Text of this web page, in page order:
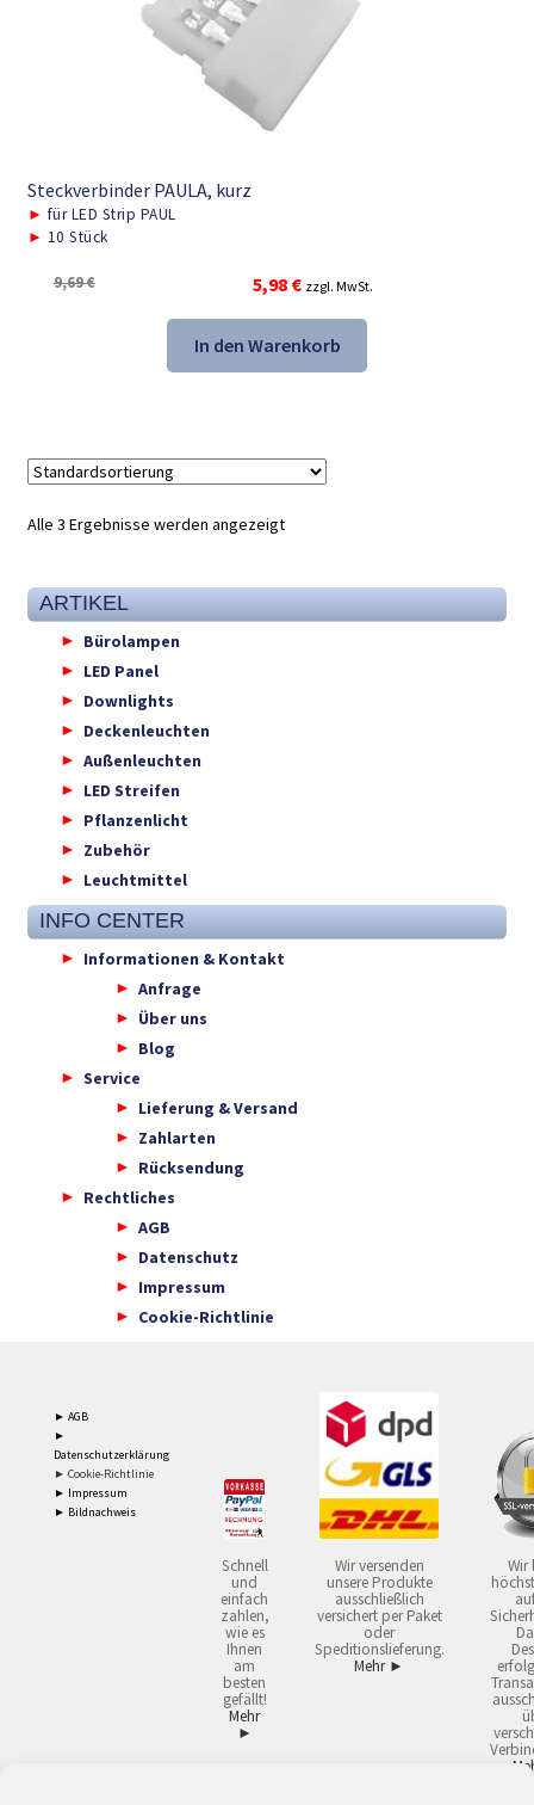
Steckverbinder PAULA, kurz
► für LED Strip PAUL
► 10 Stück
9,69€
Ursprünglicher
Preis
war:
9,69 €
5,98 €Aktueller
Preis
ist:
5,98 €.
zzgl. MwSt.
In den Warenkorb
Alle 3 Ergebnisse werden angezeigt
ARTIKEL
Bürolampen
LED Panel
Downlights
Deckenleuchten
Außenleuchten
LED Streifen
Pflanzenlicht
Zubehör
Leuchtmittel
INFO CENTER
Informationen & Kontakt
Anfrage
Über uns
Blog
Service
Lieferung & Versand
Zahlarten
Rücksendung
Rechtliches
AGB
Datenschutz
Impressum
Cookie-Richtlinie
► AGB
►
Datenschutzerklärung
► Cookie-Richtlinie
► Impressum
► Bildnachweis
Schnell
und
einfach
zahlen,
wie es
Ihnen
am
besten
gefällt!
Mehr
►
Wir versenden
unsere Produkte
ausschließlich
versichert per Paket
oder
Speditionslieferung.
Mehr ►
Wir